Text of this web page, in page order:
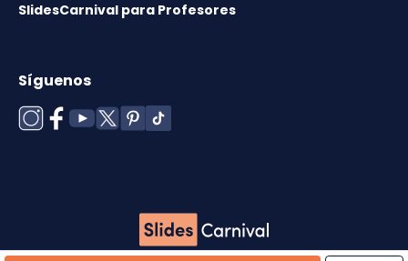
SlidesCarnival para Profesores
Síguenos